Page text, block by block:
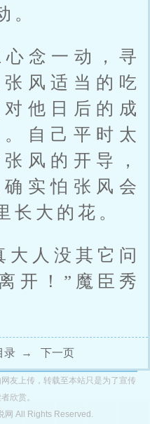
。
念一动，寻
风适当的吃
他日后的成
自己平时太
风的开导，
实怕张风会
长大的花。
大人没其它问
开！”魔臣秀
录 → 下一页
友上传，转载至本站只是为了宣传
欣赏。
网 All Rights Reserved.